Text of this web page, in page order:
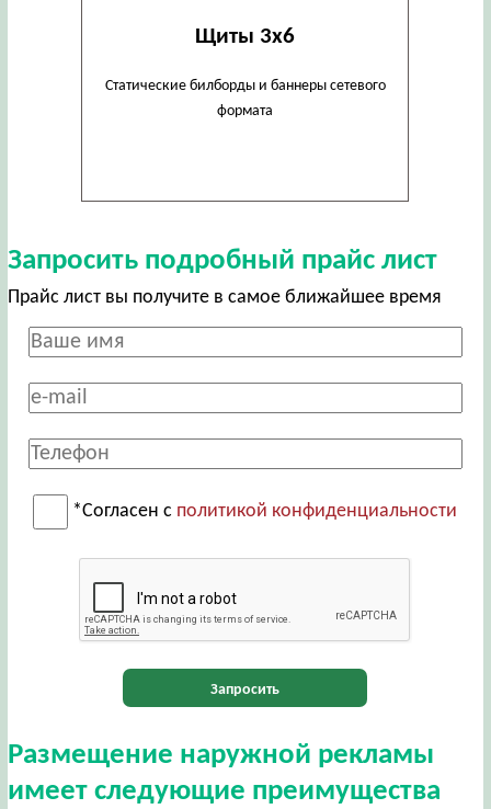
Щиты 3х6
Статические билборды и баннеры сетевого
формата
Запросить подробный прайс лист
Прайс лист вы получите в самое ближайшее время
*Согласен с политикой конфиденциальности
Запросить
Размещение наружной рекламы
имеет следующие преимущества